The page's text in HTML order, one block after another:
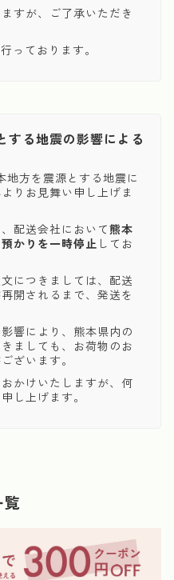
すが、ご了承いただき
っております。
る地震の影響による
地方を震源とする地震に
りお見舞い申し上げま
配送会社において熊本
かりを一時停止 してお
につきましては、配送
開されるまで、発送を
響により、熊本県内の
ましても、お荷物のお
ざいます。
かけいたしますが、何
し上げます。
覧